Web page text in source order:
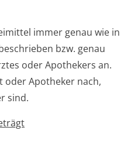
immer genau wie in
bzw. genau
oder Apothekers an.
oder Apotheker nach,
sind.